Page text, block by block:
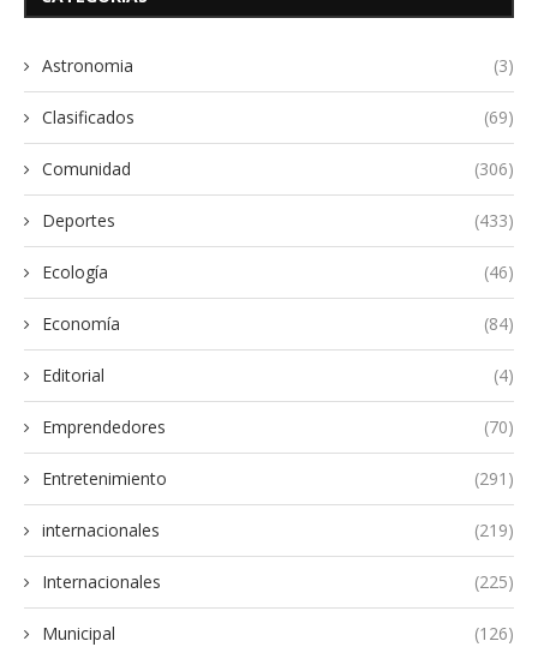
Astronomia (3)
Clasificados (69)
Comunidad (306)
Deportes (433)
Ecología (46)
Economía (84)
Editorial (4)
Emprendedores (70)
Entretenimiento (291)
internacionales (219)
Internacionales (225)
Municipal (126)